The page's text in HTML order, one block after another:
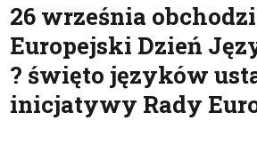
26 września
Europejski Dzień
? święto języków
inicjatywy Rady